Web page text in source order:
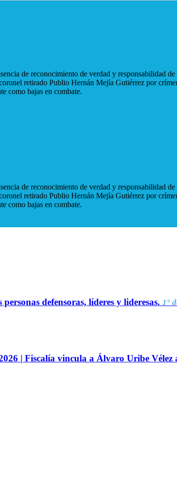
de reconocimiento de verdad y responsabilidad
retirado Publio Hernán Mejía Gutiérrez por
como bajas en combate.
de reconocimiento de verdad y responsabilidad
retirado Publio Hernán Mejía Gutiérrez por
como bajas en combate.
defensoras, líderes y lideresas. 1°
| Fiscalía vincula a Álvaro Uribe